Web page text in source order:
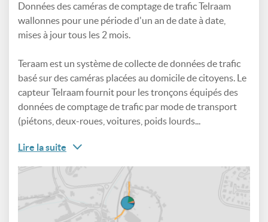
Données des caméras de comptage de trafic Telraam
wallonnes pour une période d'un an de date à date,
mises à jour tous les 2 mois.
Teraam est un système de collecte de données de trafic
basé sur des caméras placées au domicile de citoyens. Le
capteur Telraam fournit pour les tronçons équipés des
données de comptage de trafic par mode de transport
(piétons, deux-roues, voitures, poids lourds...
Lire la suite